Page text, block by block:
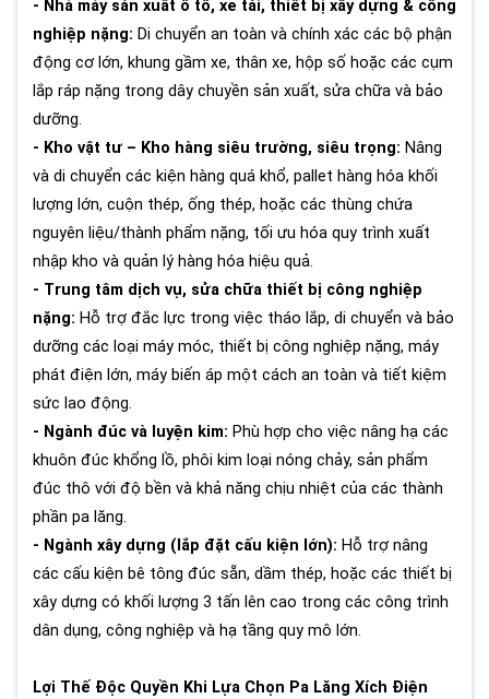
- Nhà máy sản xuất ô tô, xe tải, thiết bị xây dựng & công
nghiệp nặng: Di chuyển an toàn và chính xác các bộ phận
động cơ lớn, khung gầm xe, thân xe, hộp số hoặc các cụm
lắp ráp nặng trong dây chuyền sản xuất, sửa chữa và bảo
dưỡng.
- Kho vật tư – Kho hàng siêu trường, siêu trọng: Nâng
và di chuyển các kiện hàng quá khổ, pallet hàng hóa khối
lượng lớn, cuộn thép, ống thép, hoặc các thùng chứa
nguyên liệu/thành phẩm nặng, tối ưu hóa quy trình xuất
nhập kho và quản lý hàng hóa hiệu quả.
- Trung tâm dịch vụ, sửa chữa thiết bị công nghiệp
nặng: Hỗ trợ đắc lực trong việc tháo lắp, di chuyển và bảo
dưỡng các loại máy móc, thiết bị công nghiệp nặng, máy
phát điện lớn, máy biến áp một cách an toàn và tiết kiệm
sức lao động.
- Ngành đúc và luyện kim: Phù hợp cho việc nâng hạ các
khuôn đúc khổng lồ, phôi kim loại nóng chảy, sản phẩm
đúc thô với độ bền và khả năng chịu nhiệt của các thành
phần pa lăng.
- Ngành xây dựng (lắp đặt cấu kiện lớn): Hỗ trợ nâng
các cấu kiện bê tông đúc sẵn, dầm thép, hoặc các thiết bị
xây dựng có khối lượng 3 tấn lên cao trong các công trình
dân dụng, công nghiệp và hạ tầng quy mô lớn.
Lợi Thế Độc Quyền Khi Lựa Chọn Pa Lăng Xích Điện